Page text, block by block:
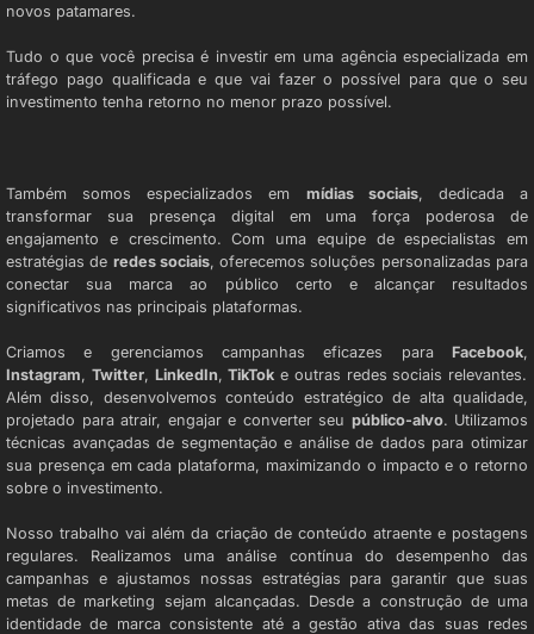
novos patamares.
Tudo o que você precisa é investir em uma agência especializada em
tráfego pago qualificada e que vai fazer o possível para que o seu
investimento tenha retorno no menor prazo possível.
Também somos especializados em mídias sociais, dedicada a
transformar sua presença digital em uma força poderosa de
engajamento e crescimento. Com uma equipe de especialistas em
estratégias de redes sociais, oferecemos soluções personalizadas para
conectar sua marca ao público certo e alcançar resultados
significativos nas principais plataformas.
Criamos e gerenciamos campanhas eficazes para Facebook,
Instagram, Twitter, LinkedIn,TikTok e outras redes sociais relevantes.
Além disso, desenvolvemos conteúdo estratégico de alta qualidade,
projetado para atrair, engajar e converter seu público-alvo. Utilizamos
técnicas avançadas de segmentação e análise de dados para otimizar
sua presença em cada plataforma, maximizando o impacto e o retorno
sobre o investimento.
Nosso trabalho vai além da criação de conteúdo atraente e postagens
regulares. Realizamos uma análise contínua do desempenho das
campanhas e ajustamos nossas estratégias para garantir que suas
metas de marketing sejam alcançadas. Desde a construção de uma
identidade de marca consistente até a gestão ativa das suas redes